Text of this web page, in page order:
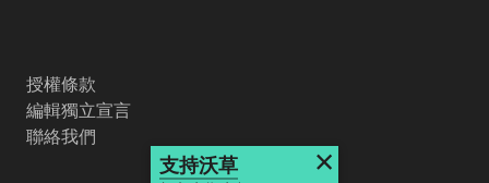
授權條款
編輯獨立宣言
聯絡我們
支持沃草 ×